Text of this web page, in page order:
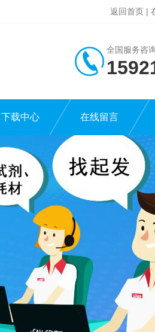
返回首页 |
全国服务咨
下载中心 在线留言